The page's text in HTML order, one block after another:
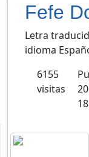
Fefe
Letra
idioma
6155
visitas